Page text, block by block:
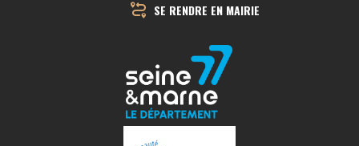
SE RENDRE EN MAIRIE